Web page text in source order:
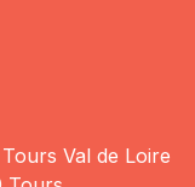
Val de Loire